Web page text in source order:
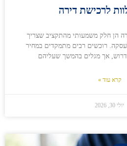
לרכישת דירה
הן חלק משמעותי מהתקציב שצריך
רוכשים רבים מתמקדים במחיר
אך מגלים בהמשך שעליהם
קרא עוד »
יולי 30, 2026